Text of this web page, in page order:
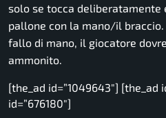
solo se tocca deliberatamente
pallone con la mano/il
fallo di mano, il giocatore
ammonito.
[the_ad id=”1049643″] [the_ad
id=”676180″]